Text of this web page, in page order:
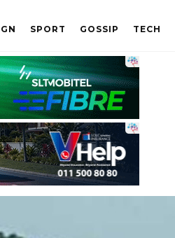
SPORT GOSSIP TECH